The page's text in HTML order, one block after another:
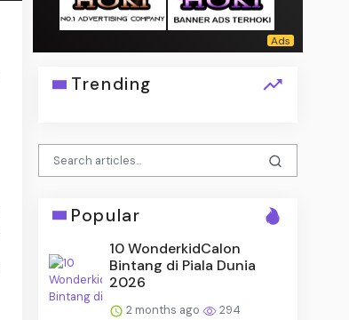
Trending
Popular
10 WonderkidCalon
Bintang di Piala Dunia
2026
2 months ago 294